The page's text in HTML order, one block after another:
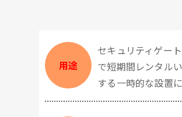
用途
セキュリティゲー
で短期間レンタル
する一時的な設置に